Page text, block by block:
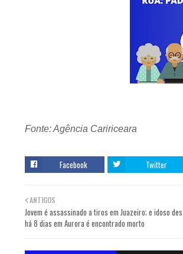
Fonte: Agência Caririceara
Facebook Twitter
ANTIGOS
Jovem é assassinado a tiros em Juazeiro; e idoso
há 8 dias em Aurora é encontrado morto